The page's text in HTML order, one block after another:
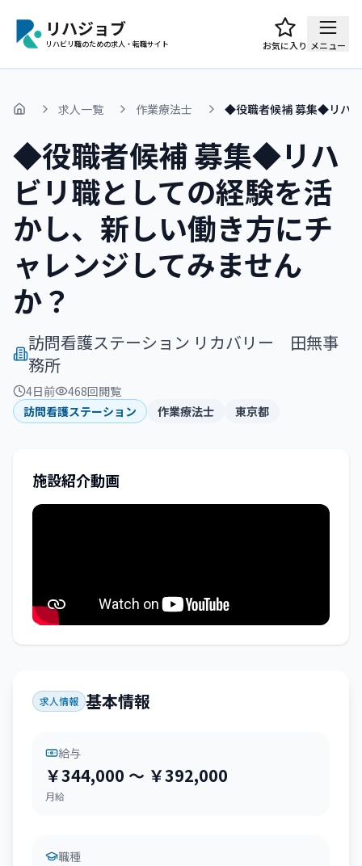
リハジョブ
リハビリ職のための求人・転職サイト お気に入り メニュー
ホーム 求人一覧 作業療法士 ◆役職者候補 募集◆リハビ
◆役職者候補 募集◆リハ
ビリ職としての経験を活
かし、新しい働き方にチ
ャレンジしてみません
か？
訪問看護ステーション リカバリー 田無事
務所
4日前 468回閲覧
訪問看護ステーション
作業療法士 東京都
施設紹介動画
求人情報 基本情報
給与
￥344,000 〜 ￥392,000
月給
職種